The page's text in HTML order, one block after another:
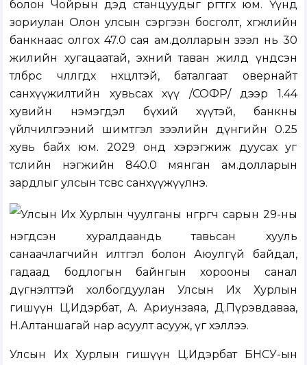
болон Чойрын дэд станцуудыг өргөтгөх юм. Үүнд
зориулан Олон улсын сэргээн босголт, хөгжлийн
банкнаас олгох 47.0 сая ам.долларын зээл нь 30
жилийн хугацаатай, эхний таван жилд үндсэн
төлбөрөөс чөлөөлөгдөх нөхцөлтэй, баталгаат овернайт
санхүүжилтийн хувьсах хүү /СОФР/ дээр 1.44
хувийн нэмэгдэл бүхий хүүтэй, банкны
үйлчилгээний шимтгэл зээлийн дүнгийн 0.25
хувь байх юм. 2029 онд хэрэгжиж дуусах уг
төслийн нэгжийн 840.0 мянган ам.долларын
зардлыг улсын төсвөөс санхүүжүүлнэ.
Улсын Их Хурлын чуулганы өнгөрөгч сарын 29-ны
нэгдсэн хуралдаандь тавьсан хууль
санаачлагчийн илтгэл болон Аюулгүй байдал,
гадаад бодлогын байнгын хорооны санал
дүгнэлттэй холбогдуулан Улсын Их Хурлын
гишүүн Ц.Идэрбат, А. Ариунзаяа, Д.Пүрэвдаваа,
Н.Алтаншагай нар асуулт асууж, үг хэллээ.
Улсын Их Хурлын гишүүн Ц.Идэрбат БНСУ-ын